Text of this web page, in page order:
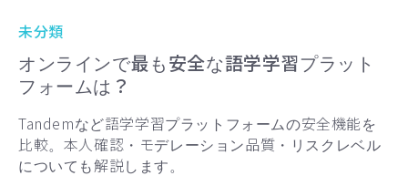
未分類
オンラインで最も安全な語学学習プラット
フォームは？
Tandemなど語学学習プラットフォームの安全機能を
比較。本人確認・モデレーション品質・リスクレベル
についても解説します。